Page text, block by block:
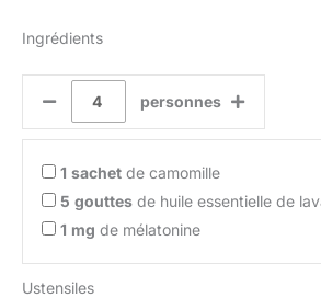
Ingrédients
personnes
1 sachet de camomille
5 gouttes de huile essentielle de
1 mg de mélatonine
Ustensiles